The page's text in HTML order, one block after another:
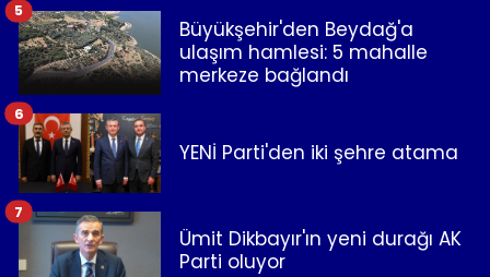
Büyükşehir'den Beydağ'a
ulaşım hamlesi: 5 mahalle
merkeze bağlandı
5
YENİ Parti'den iki şehre atama
6
Ümit Dikbayır'ın yeni durağı AK
Parti oluyor
7